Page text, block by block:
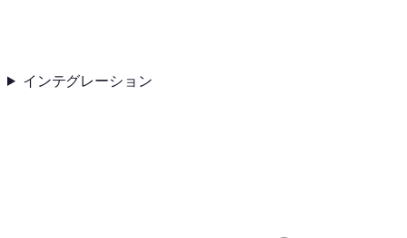
インテグレーション